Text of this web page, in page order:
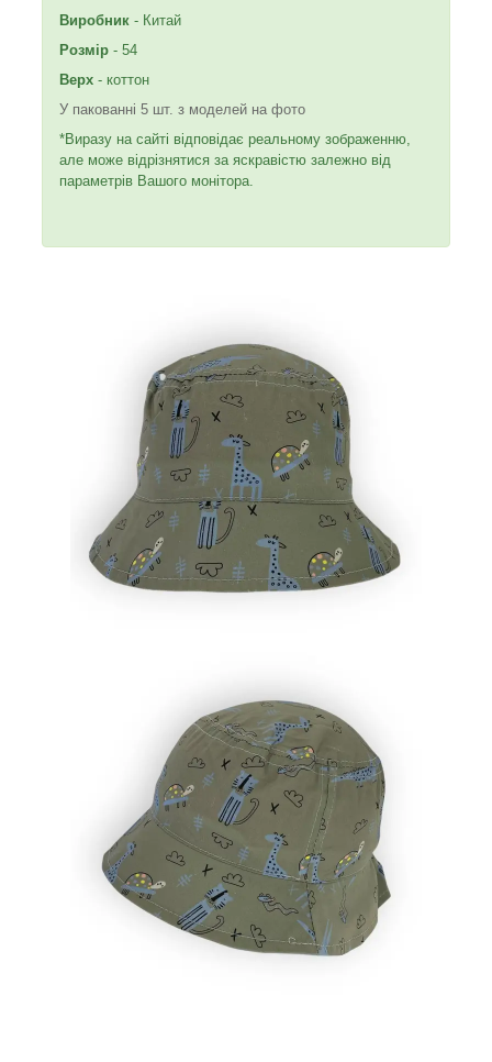
Виробник - Китай
Розмір - 54
Верх - коттон
У пакованні 5 шт. з моделей на фото
*Виразу на сайті відповідає реальному зображенню,
але може відрізнятися за яскравістю залежно від
параметрів Вашого монітора.